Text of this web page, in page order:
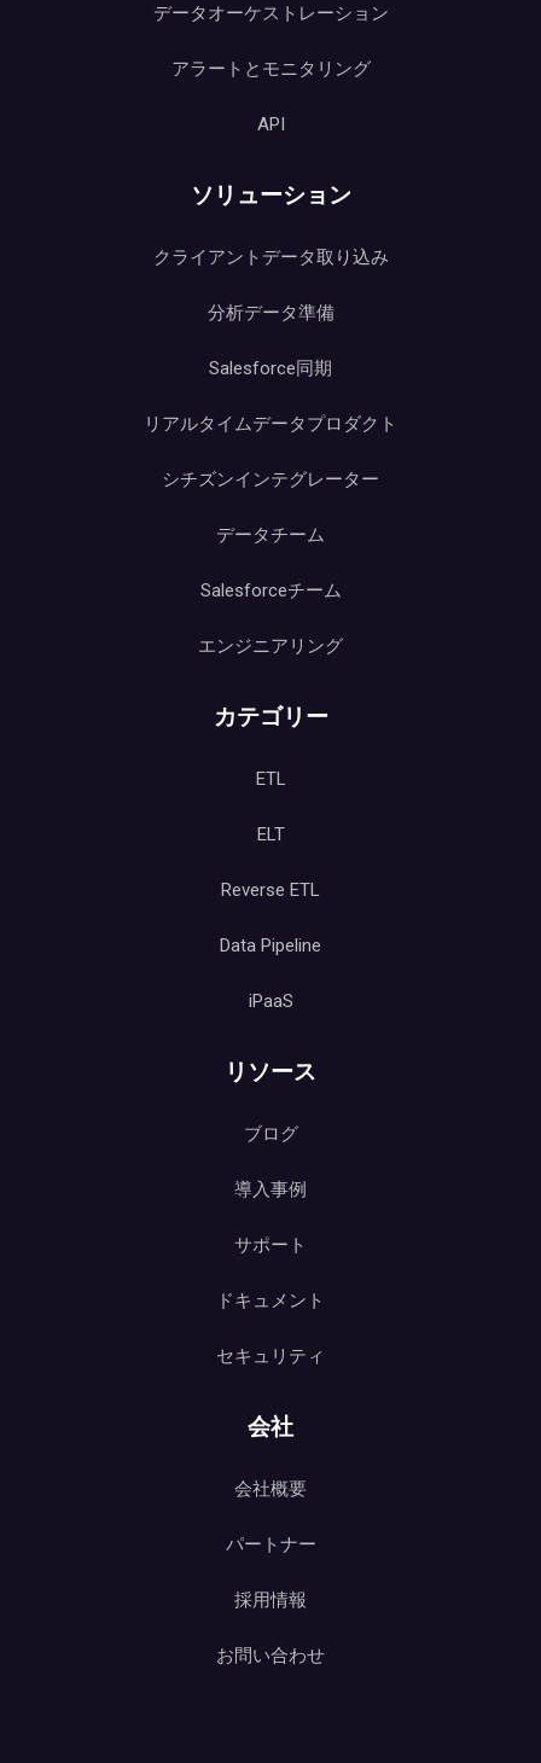
データオーケストレーション
アラートとモニタリング
API
ソリューション
クライアントデータ取り込み
分析データ準備
Salesforce同期
リアルタイムデータプロダクト
シチズンインテグレーター
データチーム
Salesforceチーム
エンジニアリング
カテゴリー
ETL
ELT
Reverse ETL
Data Pipeline
iPaaS
リソース
ブログ
導入事例
サポート
ドキュメント
セキュリティ
会社
会社概要
パートナー
採用情報
お問い合わせ